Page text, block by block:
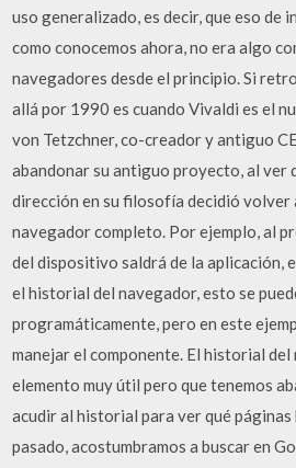
uso generalizado, es decir, que eso de
como conocemos ahora, no era algo
navegadores desde el principio. Si
allá por 1990 es cuando Vivaldi es el
von Tetzchner, co-creador y antiguo
abandonar su antiguo proyecto, al ver
dirección en su filosofía decidió volver
navegador completo. Por ejemplo, al
del dispositivo saldrá de la aplicación,
el historial del navegador, esto se
programáticamente, pero en este
manejar el componente. El historial del
elemento muy útil pero que tenemos
acudir al historial para ver qué páginas
pasado, acostumbramos a buscar en